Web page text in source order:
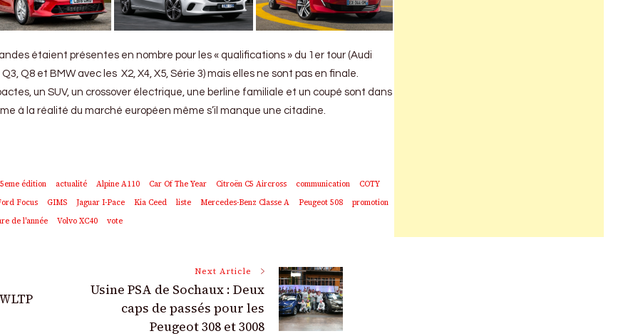
étaient présentes en nombre pour les « qualifications » du 1er tour (Audi
Q8 et BMW avec les X2, X4, X5, Série 3) mais elles ne sont pas en finale.
un SUV, un crossover électrique, une berline familiale et un coupé sont dans
à la réalité du marché européen même s’il manque une citadine.
édition actualité Alpine A110 Car Of The Year Citroën C5 Aircross communication
COTY
Focus GIMS Jaguar I-Pace Kia Ceed liste Mercedes-Benz Classe A Peugeot 508
promotion
de l'année Volvo XC40 vote
Next Article
Usine PSA de Sochaux : Deux
caps de passés pour les
Peugeot 308 et 3008